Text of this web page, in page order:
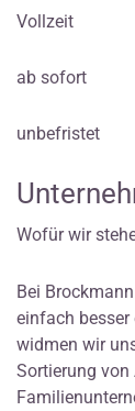
Vollzeit
ab sofort
unbefristet
Wofür wir
Bei
einfach besser
widmen wir
Sortierung